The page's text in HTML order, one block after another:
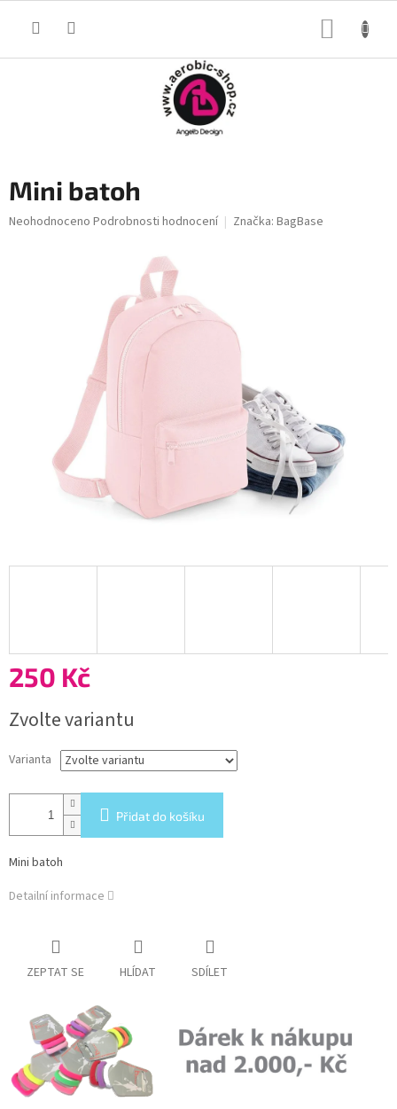
Mini batoh
Průměrné
Neohodnoceno Podrobnosti hodnocení Značka: BagBase
250 Kč
cena:
Zvolte variantu
Varianta
Přidat do košíku
Mini batoh
Detailní informace
ZEPTAT SE HLÍDAT SDÍLET